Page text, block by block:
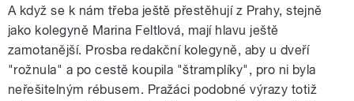
A když se k nám třeba ještě přestěhují z Prahy, stejně
jako kolegyně Marina Feltlová, mají hlavu ještě
zamotanější. Prosba redakční kolegyně, aby u dveří
"rožnula" a po cestě koupila "štramplíky", pro ni byla
neřešitelným rébusem. Pražáci podobné výrazy totiž